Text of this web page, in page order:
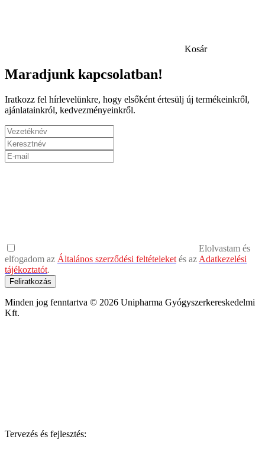
Kosár
Maradjunk kapcsolatban!
Iratkozz fel hírlevelünkre, hogy elsőként értesülj új termékeinkről,
ajánlatainkról, kedvezményeinkről.
Elolvastam és
elfogadom az Általános szerződési feltételeket és az Adatkezelési
tájékoztatót.
Feliratkozás
Minden jog fenntartva © 2026 Unipharma Gyógyszerkereskedelmi
Kft.
Tervezés és fejlesztés: